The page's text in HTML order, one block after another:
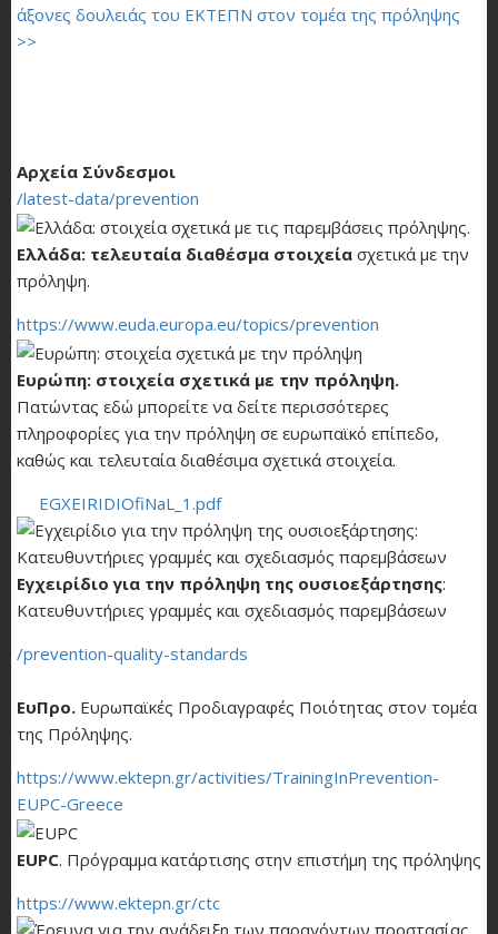
άξονες δουλειάς του ΕΚΤΕΠΝ στον τομέα της πρόληψης
>>
Αρχεία Σύνδεσμοι
/latest-data/prevention
Ελλάδα: τελευταία διαθέσμα στοιχεία σχετικά με την
πρόληψη.
https://www.euda.europa.eu/topics/prevention
Ευρώπη: στοιχεία σχετικά με την πρόληψη.
Πατώντας εδώ μπορείτε να δείτε περισσότερες
πληροφορίες για την πρόληψη σε ευρωπαϊκό επίπεδο,
καθώς και τελευταία διαθέσιμα σχετικά στοιχεία.
EGXEIRIDIOfiNaL_1.pdf
Εγχειρίδιο για την πρόληψη της ουσιοεξάρτησης:
Κατευθυντήριες γραμμές και σχεδιασμός παρεμβάσεων
/prevention-quality-standards
ΕυΠρο. Ευρωπαϊκές Προδιαγραφές Ποιότητας στον τομέα
της Πρόληψης.
https://www.ektepn.gr/activities/TrainingInPrevention-
EUPC-Greece
EUPC. Πρόγραμμα κατάρτισης στην επιστήμη της πρόληψης
https://www.ektepn.gr/ctc